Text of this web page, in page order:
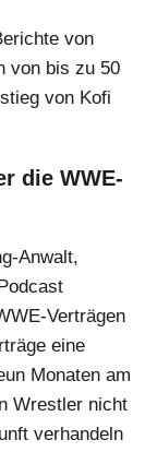
von
von bis zu 50
von Kofi
die WWE-
Anwalt,
Verträgen
eine
Monaten am
Wrestler nicht
verhandeln